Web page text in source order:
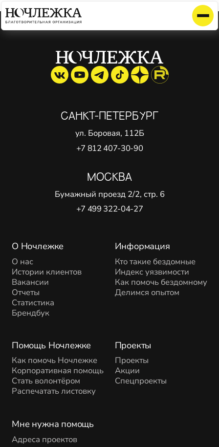
Элемент не найден!
О Ночлежке
О нас
Истории клиентов
Вакансии
Отчеты
Статистика
Брендбук
Помощь Ночлежке
Как помочь Ночлежке
Корпоративная помощь
Стать волонтёром
Распечатать листовку
Проекты
Проекты
Акции
Спецпроекты
Информация
Кто такие бездомные
Индекс уязвимости
Как помочь бездомному
Делимся опытом
Мне нужна помощь
Адреса проектов
САНКТ-ПЕТЕРБУРГ
ул. Боровая, 112Б
+7 812 407-30-90
МОСКВА
Бумажный проезд 2/2, стр. 6
+7 499 322-04-27